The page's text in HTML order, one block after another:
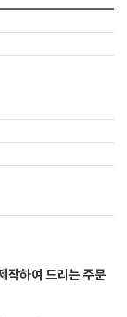
작하여 드리는 주문